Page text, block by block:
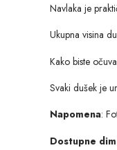
Navlaka je
Ukupna visina
Kako biste
Svaki dušek je
Napomena:
Dostupne